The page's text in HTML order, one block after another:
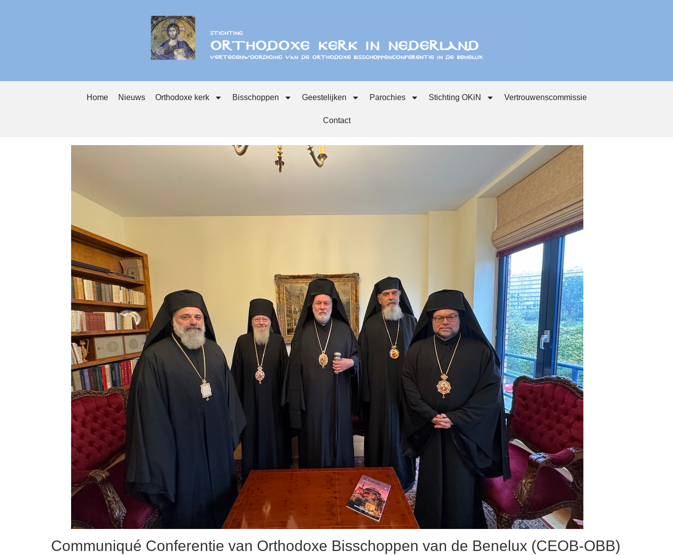
Home Nieuws Orthodoxe kerk Bisschoppen Geestelijken Parochies Stichting OKiN Vertrouwenscommissie
Contact
Communiqué Conferentie van Orthodoxe Bisschoppen van de Benelux (CEOB-OBB)